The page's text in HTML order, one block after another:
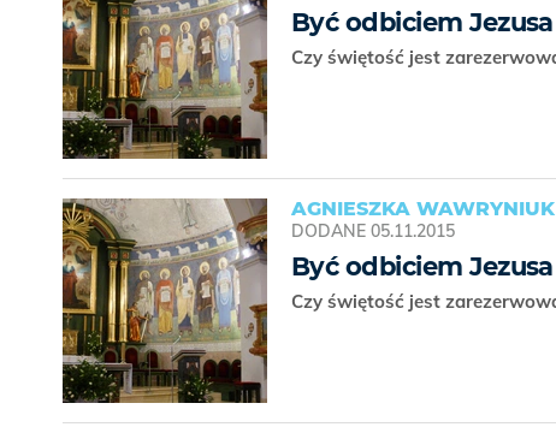
Być odbiciem
Czy świętość jest
AGNIESZKA WAWRYNIUK
DODANE 05.11.2015
Być odbiciem
Czy świętość jest